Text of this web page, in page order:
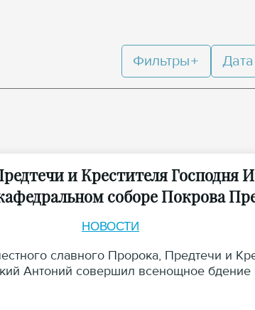
Фильтры
и Крестителя Господня
соборе Покрова
НОВОСТИ
славного Пророка, Предтечи и
Антоний совершил всенощное